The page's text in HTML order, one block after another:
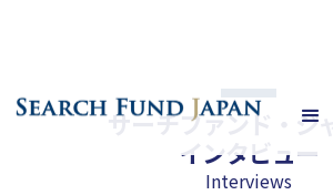
サーチファンド・ジ
インタビュー
Interviews